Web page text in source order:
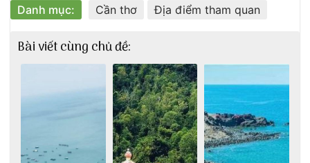
Danh mục: Cần thơ Địa điểm tham quan
Bài viết cùng chủ đề: